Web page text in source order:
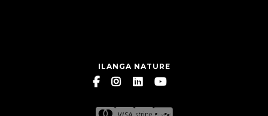
ILANGA NATURE